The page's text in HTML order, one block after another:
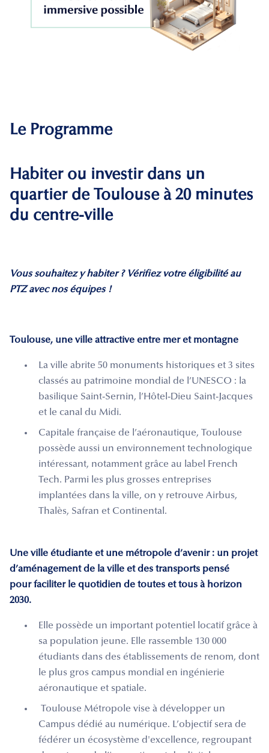
Le Programme
Habiter ou investir dans un
quartier de Toulouse à 20 minutes
du centre-ville
Vous souhaitez y habiter ? Vérifiez votre éligibilité au
PTZ avec nos équipes !
Toulouse, une ville attractive entre mer et montagne
La ville abrite 50 monuments historiques et 3 sites
classés au patrimoine mondial de l’UNESCO : la
basilique Saint-Sernin, l’Hôtel-Dieu Saint-Jacques
et le canal du Midi.
Capitale française de l’aéronautique, Toulouse
possède aussi un environnement technologique
intéressant, notamment grâce au label French
Tech. Parmi les plus grosses entreprises
implantées dans la ville, on y retrouve Airbus,
Thalès, Safran et Continental.
Une ville étudiante et une métropole d’avenir : un projet
d’aménagement de la ville et des transports pensé
pour faciliter le quotidien de toutes et tous à horizon
2030.
Elle possède un important potentiel locatif grâce à
sa population jeune. Elle rassemble 130 000
étudiants dans des établissements de renom, dont
le plus gros campus mondial en ingénierie
aéronautique et spatiale.
Toulouse Métropole vise à développer un
Campus dédié au numérique. L’objectif sera de
fédérer un écosystème d'excellence, regroupant